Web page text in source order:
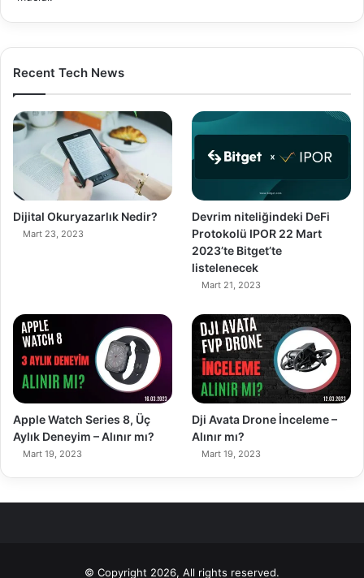
Recent Tech News
Dijital Okuryazarlık Nedir?
Mart 23, 2023
Devrim niteliğindeki DeFi
Protokolü IPOR 22 Mart
2023’te Bitget’te
listelenecek
Mart 21, 2023
Apple Watch Series 8, Üç
Aylık Deneyim – Alınır mı?
Mart 19, 2023
89%
Dji Avata Drone İnceleme –
Alınır mı?
Mart 19, 2023
© Copyright 2026, All rights reserved.